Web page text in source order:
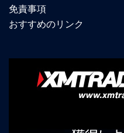
免責事項
おすすめのリンク